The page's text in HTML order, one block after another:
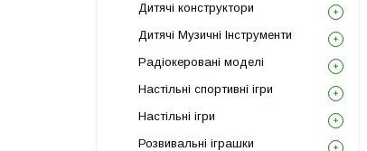
Дитячі конструктори
Дитячі Музичні Інструменти
Радіокеровані моделі
Настільні спортивні ігри
Настільні ігри
Розвивальні іграшки